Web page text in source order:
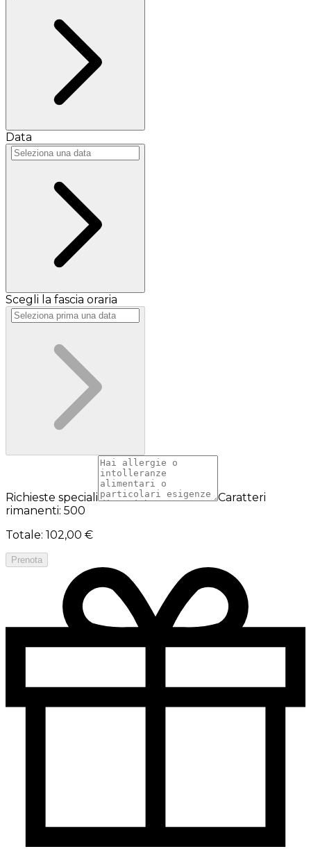
Data
Scegli la fascia oraria
Richieste speciali
Caratteri
rimanenti: 500
Totale: 102,00 €
Prenota